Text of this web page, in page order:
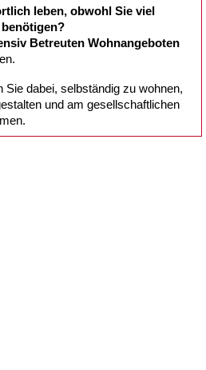
leben, obwohl Sie viel
Betreuten Wohnangeboten
Sie dabei, selbständig zu wohnen,
und am gesellschaftlichen